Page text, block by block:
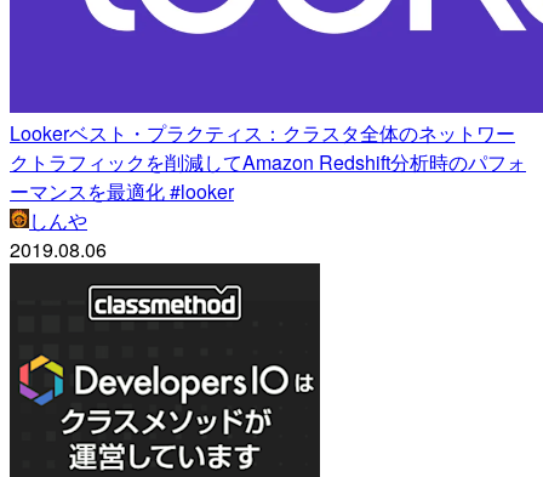
Lookerベスト・プラクティス：クラスタ全体のネットワー
クトラフィックを削減してAmazon Redshift分析時のパフォ
ーマンスを最適化 #looker
しんや
2019.08.06